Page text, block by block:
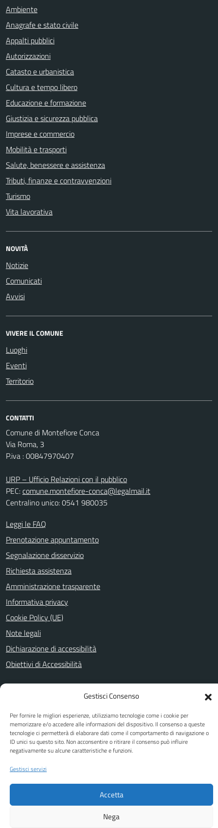
Gestisci Consenso
Per fornire le migliori esperienze, utilizziamo tecnologie come i cookie per
memorizzare e/o accedere alle informazioni del dispositivo. Il consenso a queste
tecnologie ci permetterà di elaborare dati come il comportamento di navigazione o
ID unici su questo sito. Non acconsentire o ritirare il consenso può influire
negativamente su alcune caratteristiche e funzioni.
Gestisci servizi
Accetta
Nega
Ambiente
Anagrafe e stato civile
Appalti pubblici
Autorizzazioni
Catasto e urbanistica
Cultura e tempo libero
Educazione e formazione
Giustizia e sicurezza pubblica
Imprese e commercio
Mobilità e trasporti
Salute, benessere e assistenza
Tributi, finanze e contravvenzioni
Turismo
Vita lavorativa
NOVITÀ
Notizie
Comunicati
Avvisi
VIVERE IL COMUNE
Luoghi
Eventi
Territorio
CONTATTI
Comune di Montefiore Conca
Via Roma, 3
P.iva : 00847970407
URP – Ufficio Relazioni con il pubblico
PEC:comune.montefiore-conca@legalmail.it
Centralino unico: 0541 980035
Leggi le FAQ
Prenotazione appuntamento
Segnalazione disservizio
Richiesta assistenza
Amministrazione trasparente
Informativa privacy
Cookie Policy (UE)
Note legali
Dichiarazione di accessibilità
Obiettivi di Accessibilità
Facebook
Piano di miglioramento del sito